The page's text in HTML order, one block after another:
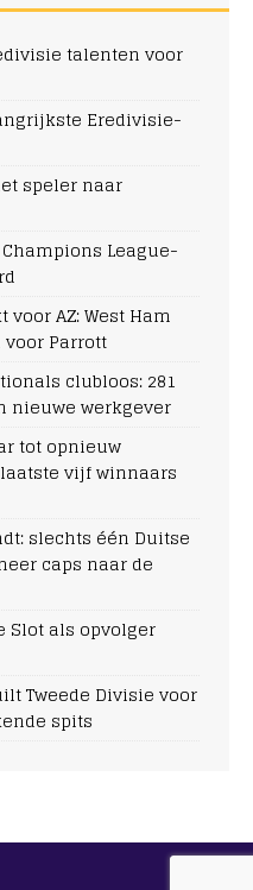
talenten voor
Eredivisie-
speler naar
League-
AZ: West Ham
Parrott
clubloos: 281
nieuwe werkgever
tot opnieuw
vijf winnaars
slechts één Duitse
caps naar de
Slot als opvolger
Tweede Divisie voor
spits